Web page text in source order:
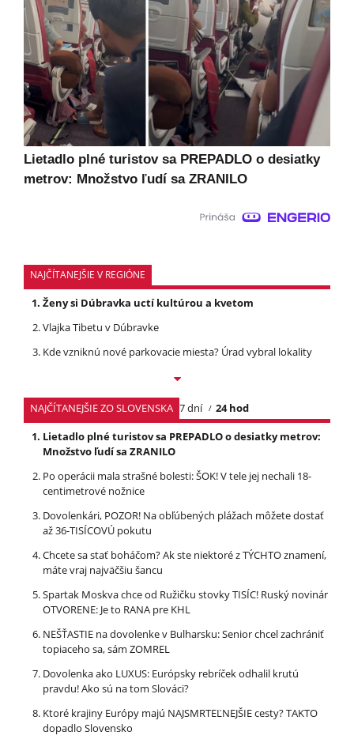
Lietadlo plné turistov sa PREPADLO o desiatky
metrov: Množstvo ľudí sa ZRANILO
NAJČÍTANEJŠIE V REGIÓNE
Ženy si Dúbravka uctí kultúrou a kvetom
Vlajka Tibetu v Dúbravke
Kde vzniknú nové parkovacie miesta? Úrad vybral lokality
NAJČÍTANEJŠIE ZO SLOVENSKA 7 dní
24 hod
Lietadlo plné turistov sa PREPADLO o desiatky metrov:
Množstvo ľudí sa ZRANILO
Po operácii mala strašné bolesti: ŠOK! V tele jej nechali 18-
centimetrové nožnice
Dovolenkári, POZOR! Na obľúbených plážach môžete dostať
až 36-TISÍCOVÚ pokutu
Chcete sa stať boháčom? Ak ste niektoré z TÝCHTO znamení,
máte vraj najväčšiu šancu
Spartak Moskva chce od Ružičku stovky TISÍC! Ruský novinár
OTVORENE: Je to RANA pre KHL
NEŠŤASTIE na dovolenke v Bulharsku: Senior chcel zachrániť
topiaceho sa, sám ZOMREL
Dovolenka ako LUXUS: Európsky rebríček odhalil krutú
pravdu! Ako sú na tom Slováci?
Ktoré krajiny Európy majú NAJSMRTEĽNEJŠIE cesty? TAKTO
dopadlo Slovensko